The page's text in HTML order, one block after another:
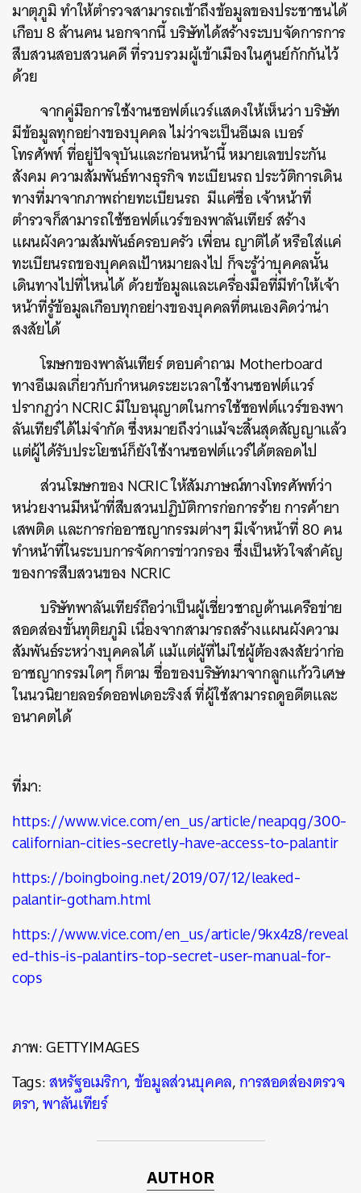
มาตุภูมิ ทำให้ตำรวจสามารถเข้าถึงข้อมูลของประชาชนได้
เกือบ 8 ล้านคน นอกจากนี้ บริษัทได้สร้างระบบจัดการการ
สืบสวนสอบสวนคดี ที่รวบรวมผู้เข้าเมืองในศูนย์กักกันไว้
ด้วย
จากคู่มือการใช้งานซอฟต์แวร์แสดงให้เห็นว่า บริษัท
มีข้อมูลทุกอย่างของบุคคล ไม่ว่าจะเป็นอีเมล เบอร์
โทรศัพท์ ที่อยู่ปัจจุบันและก่อนหน้านี้ หมายเลขประกัน
สังคม ความสัมพันธ์ทางธุรกิจ ทะเบียนรถ ประวัติการเดิน
ทางที่มาจากภาพถ่ายทะเบียนรถ มีแค่ชื่อ เจ้าหน้าที่
ตำรวจก็สามารถใช้ซอฟต์แวร์ของพาลันเทียร์ สร้าง
แผนผังความสัมพันธ์ครอบครัว เพื่อน ญาติได้ หรือใส่แค่
ทะเบียนรถของบุคคลเป้าหมายลงไป ก็จะรู้ว่าบุคคลนั้น
เดินทางไปที่ไหนได้ ด้วยข้อมูลและเครื่องมือที่มีทำให้เจ้า
หน้าที่รู้ข้อมูลเกือบทุกอย่างของบุคคลที่ตนเองคิดว่าน่า
สงสัยได้
โฆษกของพาลันเทียร์ ตอบคำถาม Motherboard
ทางอีเมลเกี่ยวกับกำหนดระยะเวลาใช้งานซอฟต์แวร์
ปรากฏว่า NCRIC มีใบอนุญาตในการใช้ซอฟต์แวร์ของพา
ลันเทียร์ได้ไม่จำกัด ซึ่งหมายถึงว่าแม้จะสิ้นสุดสัญญาแล้ว
แต่ผู้ได้รับประโยชน์ก็ยังใช้งานซอฟต์แวร์ได้ตลอดไป
ส่วนโฆษกของ NCRIC ให้สัมภาษณ์ทางโทรศัพท์ว่า
หน่วยงานมีหน้าที่สืบสวนปฏิบัติการก่อการร้าย การค้ายา
เสพติด และการก่ออาชญากรรมต่างๆ มีเจ้าหน้าที่ 80 คน
ทำหน้าที่ในระบบการจัดการข่าวกรอง ซึ่งเป็นหัวใจสำคัญ
ของการสืบสวนของ NCRIC
บริษัทพาลันเทียร์ถือว่าเป็นผู้เชี่ยวชาญด้านเครือข่าย
สอดส่องขั้นทุติยภูมิ เนื่องจากสามารถสร้างแผนผังความ
สัมพันธ์ระหว่างบุคคลได้ แม้แต่ผู้ที่ไม่ใช่ผู้ต้องสงสัยว่าก่อ
อาชญากรรมใดๆ ก็ตาม ชื่อของบริษัทมาจากลูกแก้ววิเศษ
ในนวนิยายลอร์ดออฟเดอะริงส์ ที่ผู้ใช้สามารถดูอดีตและ
อนาคตได้
ที่มา:
https://www.vice.com/en_us/article/neapqg/300-
californian-cities-secretly-have-access-to-palantir
https://boingboing.net/2019/07/12/leaked-
palantir-gotham.html
https://www.vice.com/en_us/article/9kx4z8/reveal
ed-this-is-palantirs-top-secret-user-manual-for-
cops
ภาพ: GETTYIMAGES
Tags:สหรัฐอเมริกา,ข้อมูลส่วนบุคคล,การสอดส่องตรวจ
ตรา,พาลันเทียร์
AUTHOR
ค้นหา
SHARE TWEET LINE EMAIL